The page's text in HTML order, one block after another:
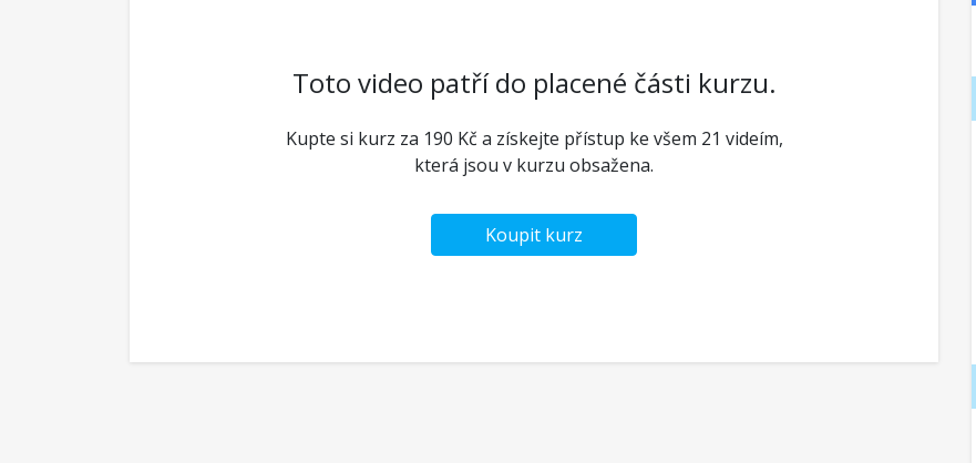
Toto video patří do placené části kurzu.
Kupte si kurz za 190 Kč a získejte přístup ke všem 21 videím,
která jsou v kurzu obsažena.
Koupit kurz